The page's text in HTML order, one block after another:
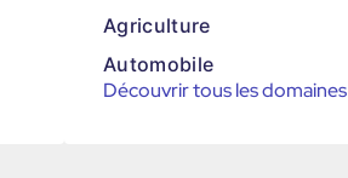
Agriculture
Automobile
Découvrir tous les domaines